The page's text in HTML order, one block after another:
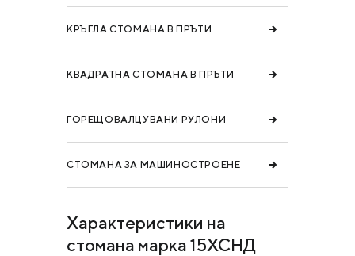
КРЪГЛА СТОМАНА В ПРЪТИ
КВАДРАТНА СТОМАНА В ПРЪТИ
ГОРЕЩОВАЛЦУВАНИ РУЛОНИ
СТОМАНА ЗА МАШИНОСТРОЕНЕ
Характеристики на
стомана марка 15ХСНД